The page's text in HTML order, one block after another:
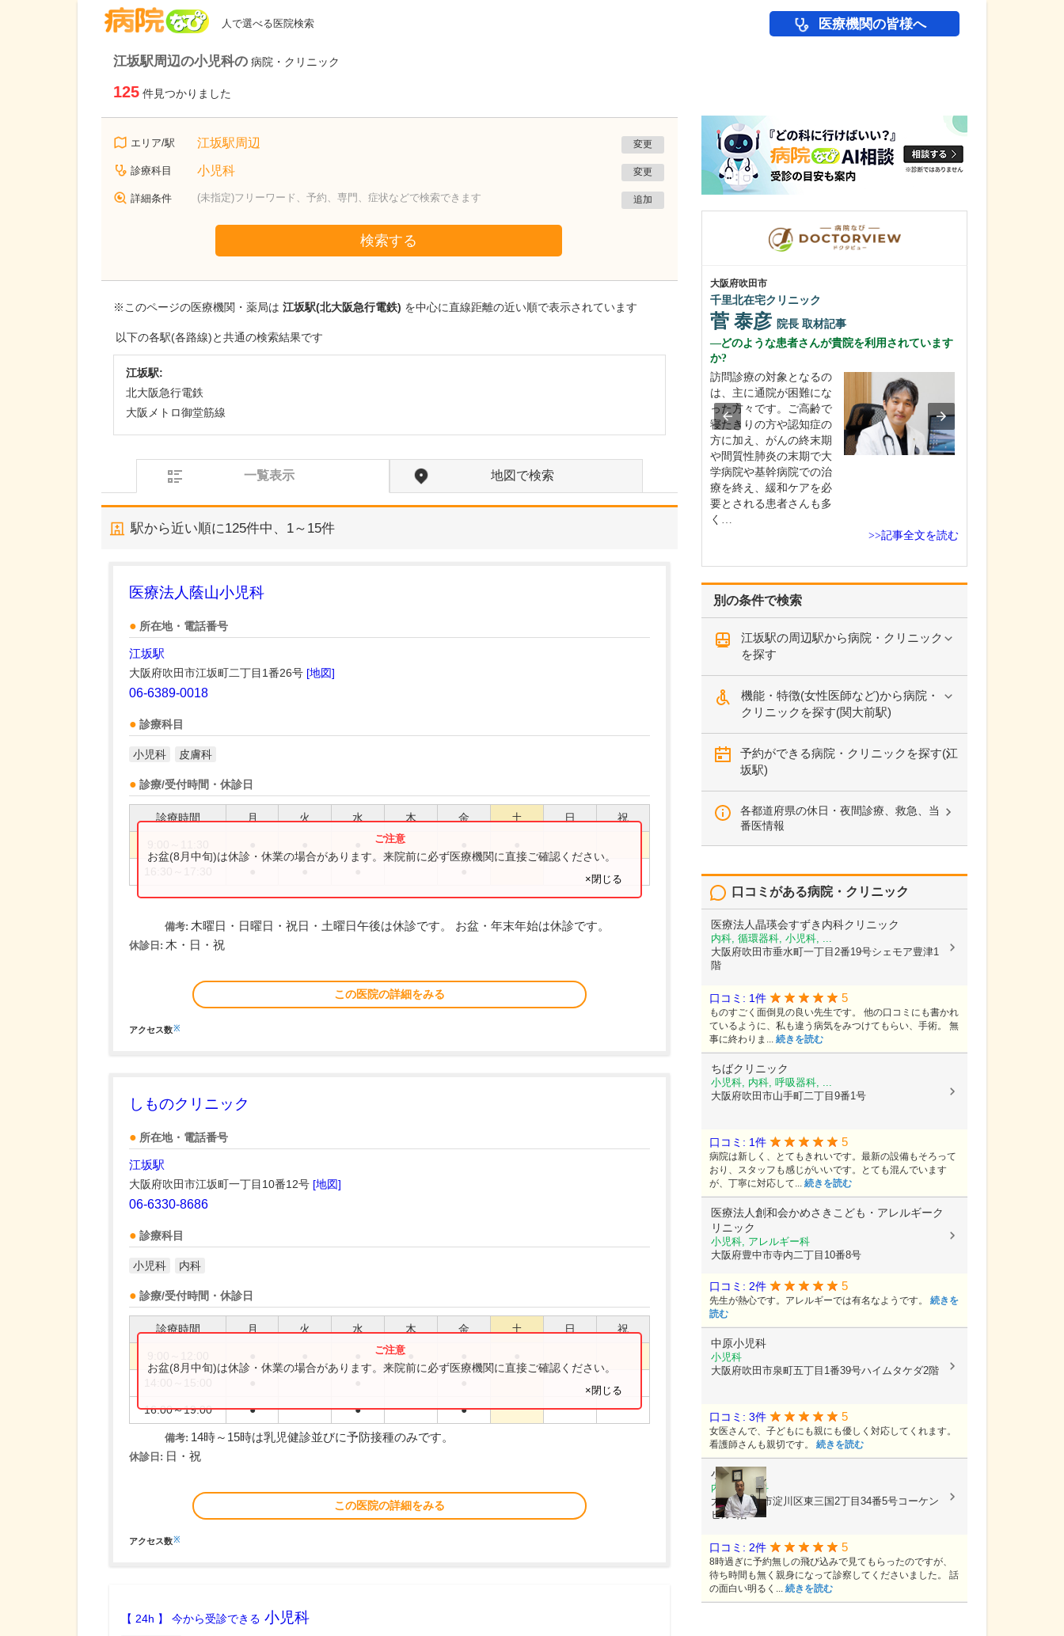
人で選べる医院検索 医療機関の皆様へ
江坂駅周辺の小児科の 病院・クリニック
125 件見つかりました
エリア/駅 江坂駅周辺 変更
診療科目 小児科 変更
詳細条件 (未指定)フリーワード、予約、専門、症状などで検索できます 追加
検索する
※このページの医療機関・薬局は 江坂駅(北大阪急行電鉄) を中心に直線距離の近い順で表示されています
以下の各駅(各路線)と共通の検索結果です
江坂駅:
北大阪急行電鉄
大阪メトロ御堂筋線
一覧表示 地図で検索
駅から近い順に125件中、 1～15件
医療法人蔭山小児科
所在地・電話番号
江坂駅
大阪府吹田市江坂町二丁目1番26号 [地図]
06-6389-0018
診療科目
小児科 皮膚科
診療/受付時間・休診日
診療時間 月 火 水 木 金 土 日 祝
お盆(8月中旬)は休診・休業の場合があります。来院前に必ず医療機関に直接ご確認ください。
×閉じる
備考: 木曜日・日曜日・祝日・土曜日午後は休診です。 お盆・年末年始は休診です。
休診日: 木・日・祝
この医院の詳細をみる
アクセス数※
しものクリニック
所在地・電話番号
江坂駅
大阪府吹田市江坂町一丁目10番12号 [地図]
06-6330-8686
診療科目
小児科 内科
診療/受付時間・休診日
診療時間 月 火 水 木 金 土 日 祝
16:00～19:00 ● ● ●
お盆(8月中旬)は休診・休業の場合があります。来院前に必ず医療機関に直接ご確認ください。
×閉じる
備考: 14時～15時は乳児健診並びに予防接種のみです。
休診日: 日・祝
この医院の詳細をみる
アクセス数※
【 24h 】 今から受診できる 小児科
別の条件で検索
江坂駅の周辺駅から病院・クリニック
を探す
機能・特徴(女性医師など)から病院・
クリニックを探す(関大前駅)
予約ができる病院・クリニックを探す(江
坂駅)
各都道府県の休日・夜間診療、救急、当
番医情報
口コミがある病院・クリニック
医療法人晶瑛会すずき内科クリニック
内科, 循環器科, 小児科, ...
大阪府吹田市垂水町一丁目2番19号シェモア豊津1
階
口コミ: 1件 5
ものすごく面倒見の良い先生です。 他の口コミにも書かれ
ているように、私も違う病気をみつけてもらい、手術。 無
事に終わりま... 続きを読む
ちばクリニック
小児科, 内科, 呼吸器科, ...
大阪府吹田市山手町二丁目9番1号
口コミ: 1件 5
病院は新しく、とてもきれいです。最新の設備もそろって
おり、スタッフも感じがいいです。とても混んでいます
が、丁寧に対応して... 続きを読む
医療法人創和会かめさきこども・アレルギーク
リニック
小児科, アレルギー科
大阪府豊中市寺内二丁目10番8号
口コミ: 2件 5
先生が熱心です。アレルギーでは有名なようです。 続きを
読む
中原小児科
小児科
大阪府吹田市泉町五丁目1番39号ハイムタケダ2階
口コミ: 3件 5
女医さんで、子どもにも親にも優しく対応してくれます。
看護師さんも親切です。 続きを読む
小川内科
内科, 小児科
大阪府大阪市淀川区東三国2丁目34番5号コーケン
ビル3階
口コミ: 2件 5
8時過ぎに予約無しの飛び込みで見てもらったのですが、
待ち時間も無く親身になって診察してくださいました。 話
の面白い明るく... 続きを読む
大阪府吹田市
千里北在宅クリニック
菅 泰彦 院長 取材記事
どのような患者さんが貴院を利用されています
か?
訪問診療の対象となるの
は、主に通院が困難にな
った方々です。ご高齢で
寝たきりの方や認知症の
方に加え、がんの終末期
や間質性肺炎の末期で大
学病院や基幹病院での治
療を終え、緩和ケアを必
要とされる患者さんも多
く…
>>記事全文を読む
神奈川県川崎市麻生区
新百合ヶ丘龍クリニック
疾患の診療です。心不全
血液を送り出せなくなる
ことで、息切れやむく